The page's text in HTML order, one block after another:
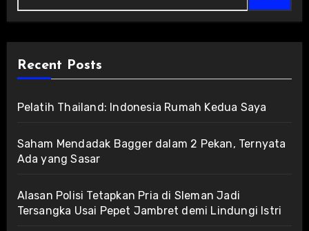
Recent Posts
Pelatih Thailand: Indonesia Rumah Kedua Saya
Saham Mendadak Bagger dalam 2 Pekan, Ternyata
Ada yang Sasar
Alasan Polisi Tetapkan Pria di Sleman Jadi
Tersangka Usai Pepet Jambret demi Lindungi Istri